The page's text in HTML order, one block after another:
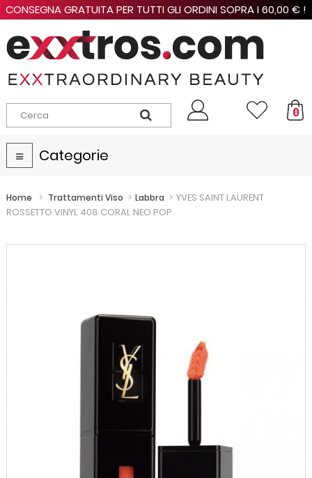
CONSEGNA GRATUITA PER TUTTI GLI ORDINI SOPRA I 60,00 € !
0
Navigazione
Toggle
Categorie
Home > Trattamenti Viso > Labbra > YVES SAINT LAURENT
ROSSETTO VINYL 408 CORAL NEO POP